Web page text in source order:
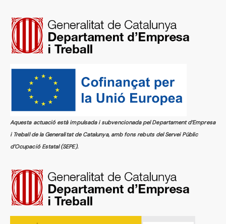
Aquesta actuació està impulsada i subvencionada pel Departament d’Empresa
i Treball de la Generalitat de Catalunya, amb fons rebuts del Servei Públic
d’Ocupació Estatal (SEPE).